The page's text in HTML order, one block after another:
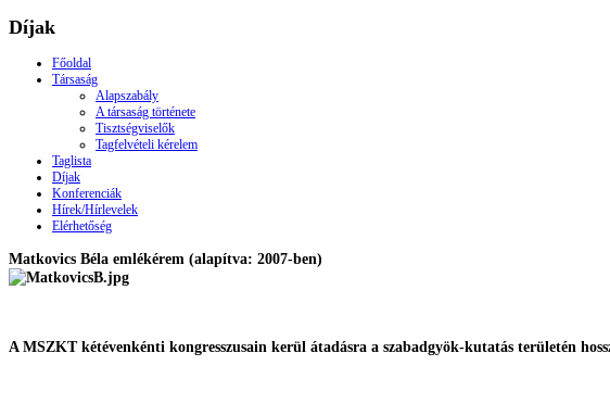
Díjak
Főoldal
Társaság
Alapszabály
A társaság története
Tisztségviselők
Tagfelvételi kérelem
Taglista
Díjak
Konferenciák
Hírek/Hírlevelek
Elérhetőség
Matkovics Béla emlékérem (alapítva: 2007-ben)
A MSZKT kétévenkénti kongresszusain kerül átadásra a szabadgyök-kutatás területén